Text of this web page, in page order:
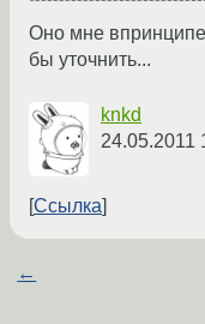
Оно мне впринципе
бы уточнить...
knkd
24.05.2011
Ссылка
←